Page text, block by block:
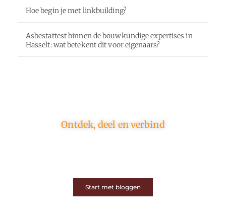
Hoe begin je met linkbuilding?
Asbestattest binnen de bouwkundige expertises in
Hasselt: wat betekent dit voor eigenaars?
Ontdek, deel en verbind
Start met bloggen